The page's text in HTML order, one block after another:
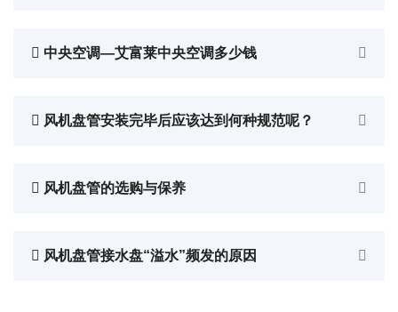
中央空调—艾富莱中央空调多少钱
风机盘管安装完毕后应该达到何种规范呢？
风机盘管的选购与保养
风机盘管接水盘“溢水”频发的原因